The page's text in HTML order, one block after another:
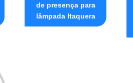
de presença para
lâmpada Itaquera